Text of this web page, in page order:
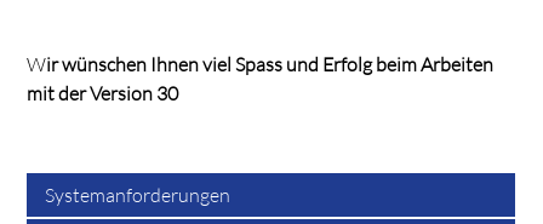
Wir wünschen Ihnen viel Spass und Erfolg beim Arbeiten
mit der Version 30
Systemanforderungen